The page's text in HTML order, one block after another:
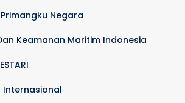
Negara
Keamanan Maritim Indonesia
Internasional